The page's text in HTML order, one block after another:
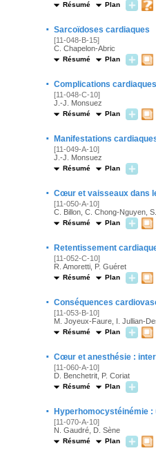
Résumé Plan
· Sarcoïdoses cardiaques
[11-048-B-15]
C. Chapelon-Abric
Résumé Plan
· Complications
[11-048-C-10]
J.-J. Monsuez
Résumé Plan
· Manifestations
[11-049-A-10]
J.-J. Monsuez
Résumé Plan
· Cœur et vaisseaux dans
[11-050-A-10]
C. Billon, C. Chong-Nguyen,
Résumé Plan
· Retentissement
[11-052-C-10]
R. Amoretti, P. Guéret
Résumé Plan
· Conséquences
[11-053-B-10]
M. Joyeux-Faure, I. Jullian-
Résumé Plan
· Cœur et anesthésie :
[11-060-A-10]
D. Benchetrit, P. Coriat
Résumé Plan
· Hyperhomocystéinémie
[11-070-A-10]
N. Gaudré, D. Sène
Résumé Plan